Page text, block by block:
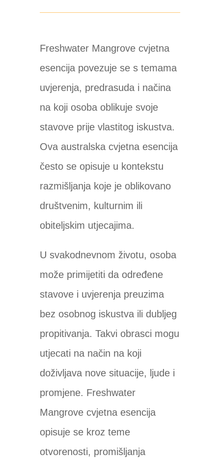
Freshwater Mangrove cvjetna
esencija povezuje se s temama
uvjerenja, predrasuda i načina
na koji osoba oblikuje svoje
stavove prije vlastitog iskustva.
Ova australska cvjetna esencija
često se opisuje u kontekstu
razmišljanja koje je oblikovano
društvenim, kulturnim ili
obiteljskim utjecajima.
U svakodnevnom životu, osoba
može primijetiti da određene
stavove i uvjerenja preuzima
bez osobnog iskustva ili dubljeg
propitivanja. Takvi obrasci mogu
utjecati na način na koji
doživljava nove situacije, ljude i
promjene. Freshwater
Mangrove cvjetna esencija
opisuje se kroz teme
otvorenosti, promišljanja